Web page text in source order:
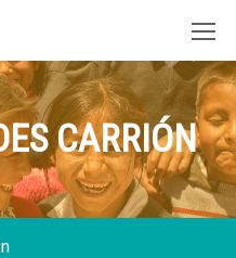
CARRIÓN